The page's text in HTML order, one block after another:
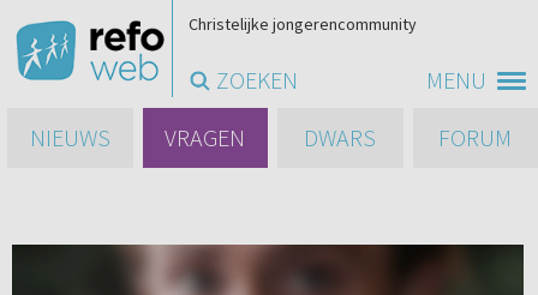
MENU
Christelijke jongerencommunity
ZOEKEN
NIEUWS
VRAGEN DWARS FORUM